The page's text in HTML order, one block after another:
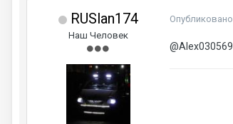
RUSlan174
Наш Человек
Опубликовано
@Alex030569